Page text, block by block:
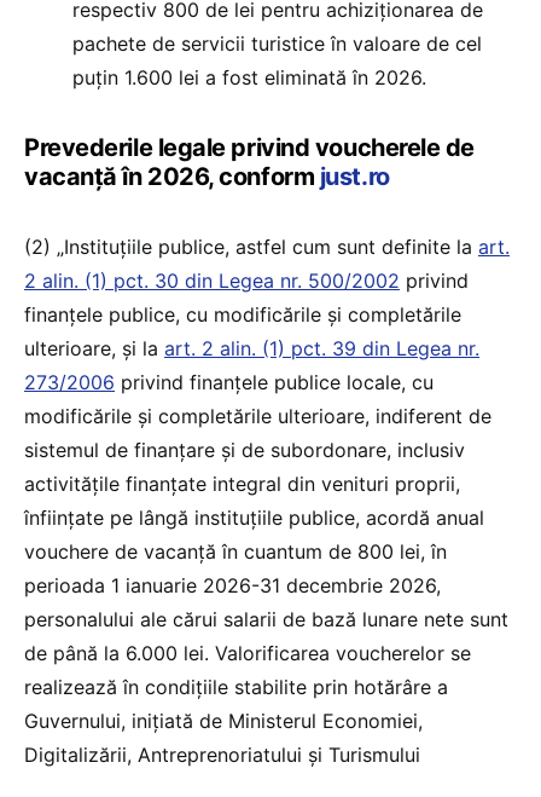
respectiv 800 de lei pentru achiziționarea de
pachete de servicii turistice în valoare de cel
puțin 1.600 lei a fost eliminată în 2026.
Prevederile legale privind voucherele de
vacanță în 2026, conform just.ro
(2) „Instituțiile publice, astfel cum sunt definite la art.
2 alin. (1) pct. 30 din Legea nr. 500/2002 privind
finanțele publice, cu modificările și completările
ulterioare, și la art. 2 alin. (1) pct. 39 din Legea nr.
273/2006 privind finanțele publice locale, cu
modificările și completările ulterioare, indiferent de
sistemul de finanțare și de subordonare, inclusiv
activitățile finanțate integral din venituri proprii,
înființate pe lângă instituțiile publice, acordă anual
vouchere de vacanță în cuantum de 800 lei, în
perioada 1 ianuarie 2026-31 decembrie 2026,
personalului ale cărui salarii de bază lunare nete sunt
de până la 6.000 lei. Valorificarea voucherelor se
realizează în condițiile stabilite prin hotărâre a
Guvernului, inițiată de Ministerul Economiei,
Digitalizării, Antreprenoriatului și Turismului